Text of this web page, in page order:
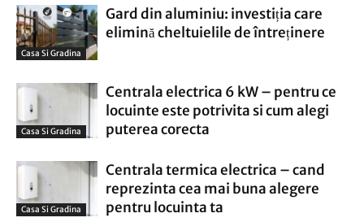
Casa Si Gradina
Gard din aluminiu: investiția care
elimină cheltuielile de întreținere
Casa Si Gradina
Centrala electrica 6 kW – pentru ce
locuinte este potrivita si cum alegi
puterea corecta
Casa Si Gradina
Centrala termica electrica – cand
reprezinta cea mai buna alegere
pentru locuinta ta